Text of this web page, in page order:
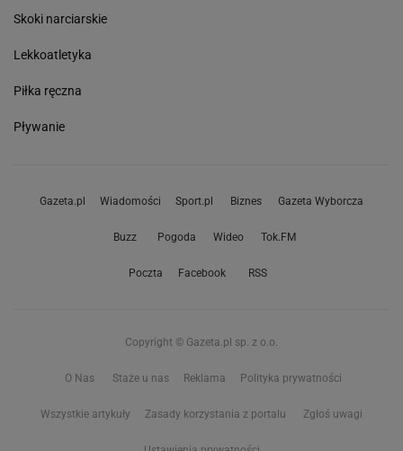
Skoki narciarskie
Lekkoatletyka
Piłka ręczna
Pływanie
Gazeta.pl Wiadomości Sport.pl Biznes Gazeta Wyborcza
Buzz Pogoda Wideo Tok.FM
Poczta Facebook RSS
Copyright © Gazeta.pl sp. z o.o.
O Nas Staże u nas Reklama Polityka prywatności
Wszystkie artykuły Zasady korzystania z portalu Zgłoś uwagi